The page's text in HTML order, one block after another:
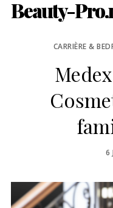
Beauty-
CARRIÈRE &
6